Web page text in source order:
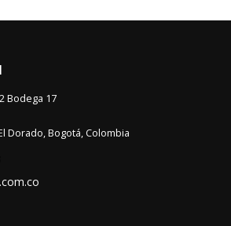
Bodega 17
Dorado, Bogotá, Colombia